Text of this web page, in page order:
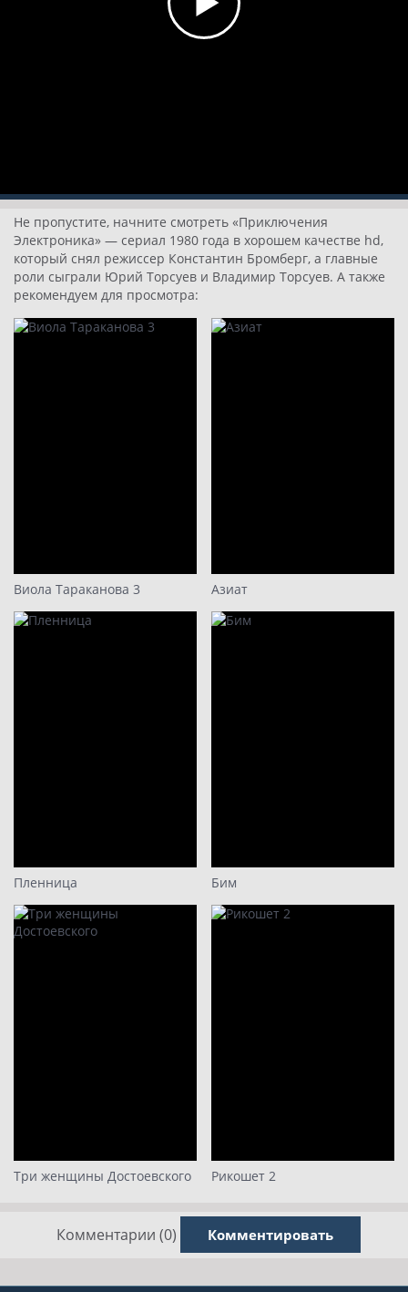
Не пропустите, начните смотреть «Приключения
Электроника» — сериал 1980 года в хорошем качестве hd,
который снял режиссер Константин Бромберг, а главные
роли сыграли Юрий Торсуев и Владимир Торсуев. А также
рекомендуем для просмотра:
Виола Тараканова 3 Азиат
Пленница Бим
Три женщины Достоевского Рикошет 2
Комментарии (0) Комментировать